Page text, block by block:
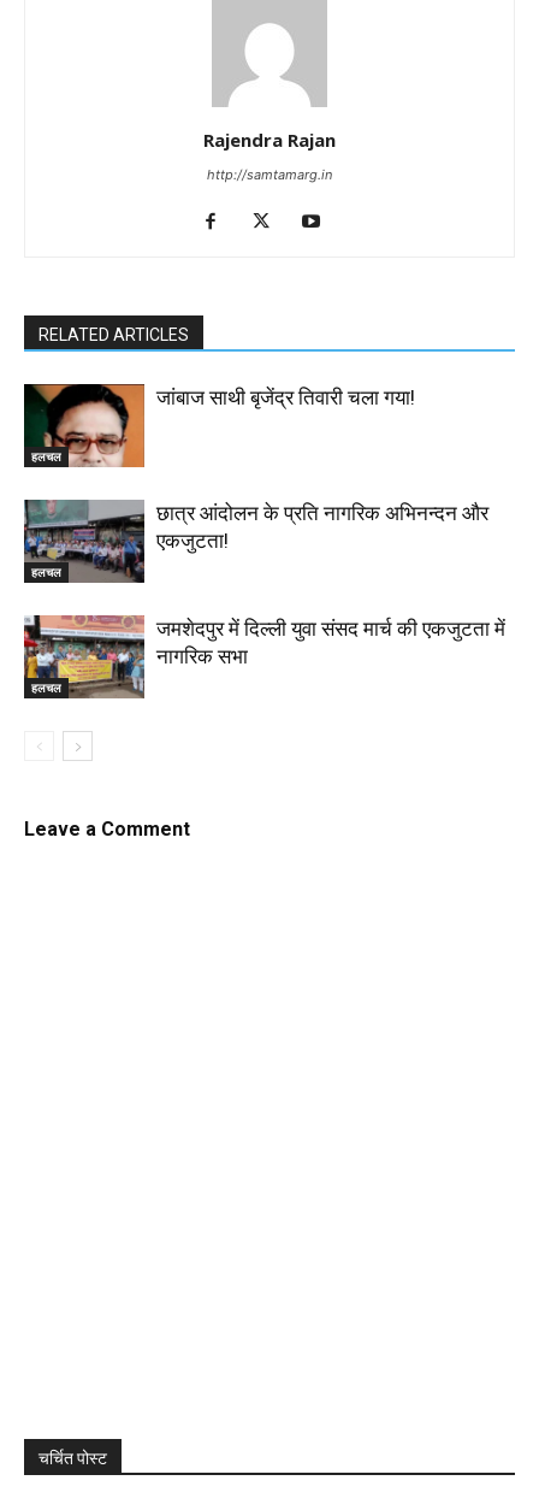
Rajendra Rajan
http://samtamarg.in
RELATED ARTICLES
हलचल
जांबाज साथी बृजेंद्र तिवारी चला गया!
हलचल
छात्र आंदोलन के प्रति नागरिक अभिनन्दन और
एकजुटता!
हलचल
जमशेदपुर में दिल्ली युवा संसद मार्च की एकजुटता में
नागरिक सभा
Leave a Comment
चर्चित पोस्ट